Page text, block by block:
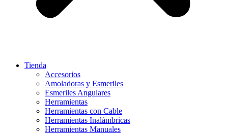
Tienda
Accesorios
Amoladoras y Esmeriles
Esmeriles Angulares
Herramientas
Herramientas con Cable
Herramientas Inalámbricas
Herramientas Manuales